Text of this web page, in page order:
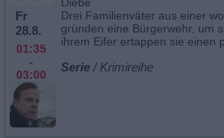
Fr
28.8.
01:35
-
03:00
Drei Familienväter aus einer
gründen eine Bürgerwehr, um
ihrem Eifer ertappen sie einen
Serie / Krimireihe